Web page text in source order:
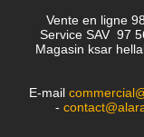
Vente en ligne
Service SAV 97
Magasin ksar
E-mail
-